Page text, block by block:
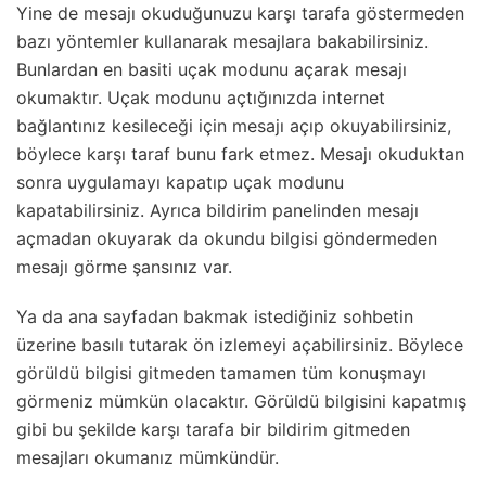
Yine de mesajı okuduğunuzu karşı tarafa göstermeden
bazı yöntemler kullanarak mesajlara bakabilirsiniz.
Bunlardan en basiti uçak modunu açarak mesajı
okumaktır. Uçak modunu açtığınızda internet
bağlantınız kesileceği için mesajı açıp okuyabilirsiniz,
böylece karşı taraf bunu fark etmez. Mesajı okuduktan
sonra uygulamayı kapatıp uçak modunu
kapatabilirsiniz. Ayrıca bildirim panelinden mesajı
açmadan okuyarak da okundu bilgisi göndermeden
mesajı görme şansınız var.
Ya da ana sayfadan bakmak istediğiniz sohbetin
üzerine basılı tutarak ön izlemeyi açabilirsiniz. Böylece
görüldü bilgisi gitmeden tamamen tüm konuşmayı
görmeniz mümkün olacaktır. Görüldü bilgisini kapatmış
gibi bu şekilde karşı tarafa bir bildirim gitmeden
mesajları okumanız mümkündür.